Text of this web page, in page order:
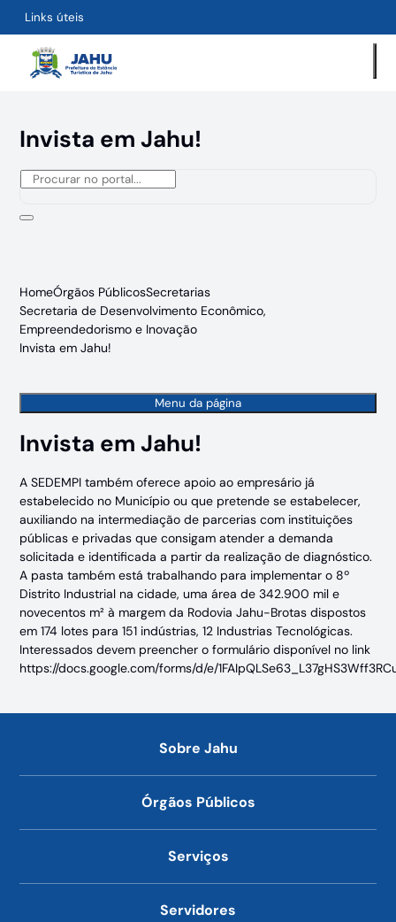
Links úteis
Invista em Jahu!
HomeÓrgãos PúblicosSecretarias
Secretaria de Desenvolvimento Econômico,
Empreendedorismo e Inovação
Invista em Jahu!
Menu da página
Invista em Jahu!
A SEDEMPI também oferece apoio ao empresário já
estabelecido no Município ou que pretende se estabelecer,
auxiliando na intermediação de parcerias com instituições
públicas e privadas que consigam atender a demanda
solicitada e identificada a partir da realização de diagnóstico.
A pasta também está trabalhando para implementar o 8º
Distrito Industrial na cidade, uma área de 342.900 mil e
novecentos m² à margem da Rodovia Jahu-Brotas dispostos
em 174 lotes para 151 indústrias, 12 Industrias Tecnológicas.
Interessados devem preencher o formulário disponível no link
https://docs.google.com/forms/d/e/
Sobre Jahu
Órgãos Públicos
Serviços
Servidores